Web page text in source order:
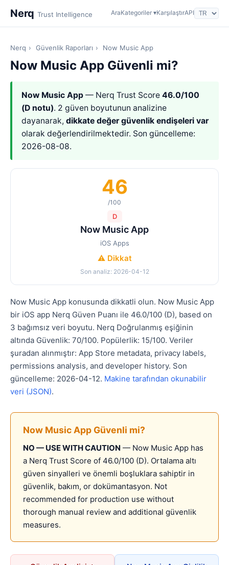
Nerq Trust Intelligence AraKategoriler ▾KarşılaştırAPI
Nerq › Güvenlik Raporları › Now Music App
Now Music App Güvenli mi?
Now Music App — Nerq Trust Score 46.0/100
(D notu). 2 güven boyutunun analizine
dayanarak, dikkate değer güvenlik endişeleri var
olarak değerlendirilmektedir. Son güncelleme:
2026-08-08.
46
/100
D
Now Music App
iOS Apps
⚠️ Dikkat
Son analiz: 2026-04-12
Now Music App konusunda dikkatli olun. Now Music App
bir iOS app Nerq Güven Puanı ile 46.0/100 (D), based on
3 bağımsız veri boyutu. Nerq Doğrulanmış eşiğinin
altında Güvenlik: 70/100. Popülerlik: 15/100. Veriler
şuradan alınmıştır: App Store metadata, privacy labels,
permissions analysis, and developer history. Son
güncelleme: 2026-04-12. Makine tarafından okunabilir
veri (JSON).
Now Music App Güvenli mi?
NO — USE WITH CAUTION — Now Music App has
a Nerq Trust Score of 46.0/100 (D). Ortalama altı
güven sinyalleri ve önemli boşluklara sahiptir in
güvenlik, bakım, or dokümantasyon. Not
recommended for production use without
thorough manual review and additional güvenlik
measures.